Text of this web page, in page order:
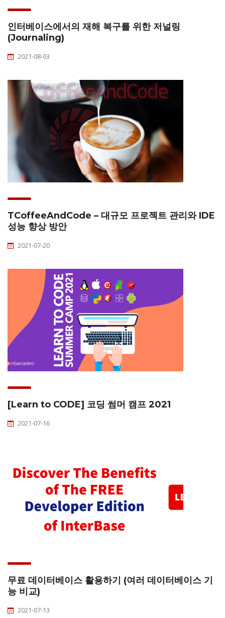
인터베이스에서의 재해 복구를 위한 저널링
(Journaling)
2021-08-03
TCoffeeAndCode – 대규모 프로젝트 관리와 IDE
성능 향상 방안
2021-07-20
[Learn to CODE] 코딩 썸머 캠프 2021
2021-07-16
무료 데이터베이스 활용하기 (여러 데이터베이스 기
능 비교)
2021-07-13